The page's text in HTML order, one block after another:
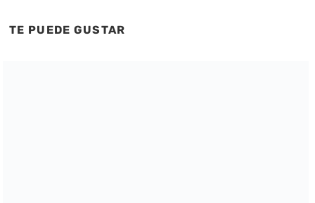
TE PUEDE GUSTAR